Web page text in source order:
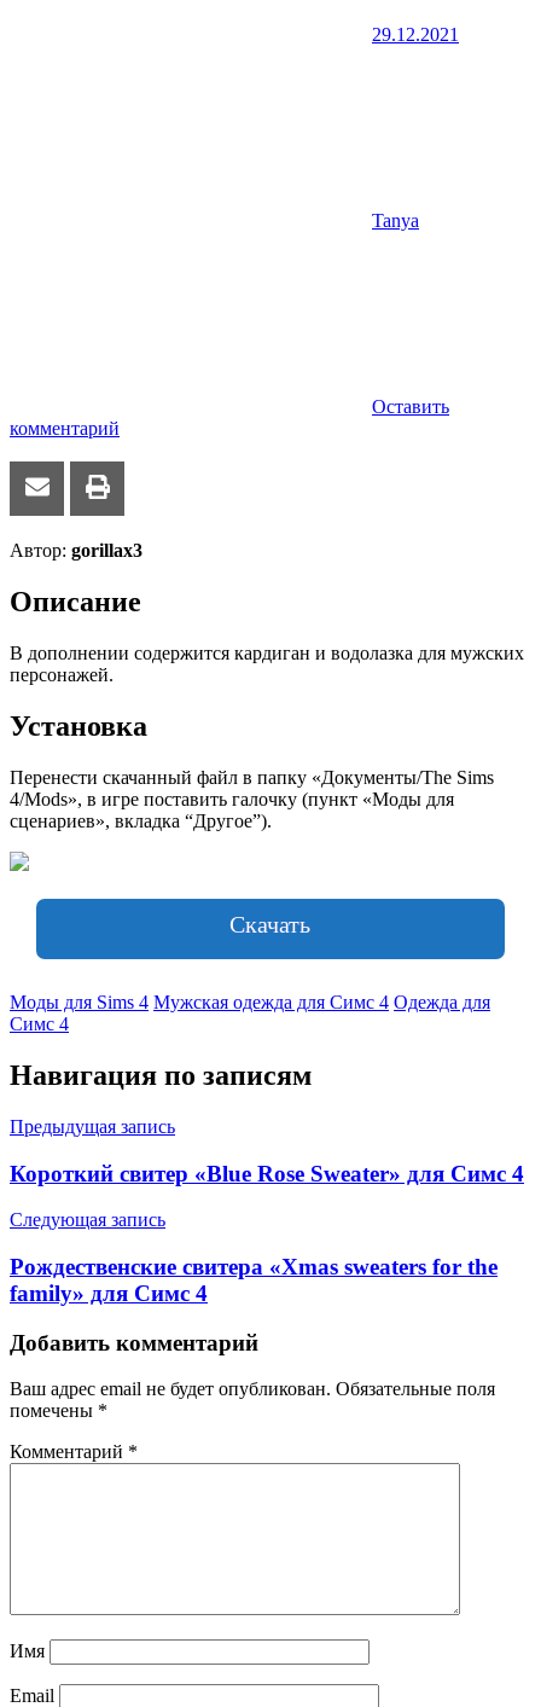
29.12.2021
Tanya
Оставить
комментарий
Автор: gorillax3
Описание
В дополнении содержится кардиган и водолазка для мужских
персонажей.
Установка
Перенести скачанный файл в папку «Документы/The Sims
4/Mods», в игре поставить галочку (пункт «Моды для
сценариев», вкладка “Другое”).
Скачать
Моды для Sims 4 Мужская одежда для Симс 4 Одежда для
Симс 4
Навигация по записям
Предыдущая запись
Короткий свитер «Blue Rose Sweater» для Симс 4
Следующая запись
Рождественские свитера «Xmas sweaters for the
family» для Симс 4
Добавить комментарий
Ваш адрес email не будет опубликован. Обязательные поля
помечены *
Комментарий *
Имя
Email